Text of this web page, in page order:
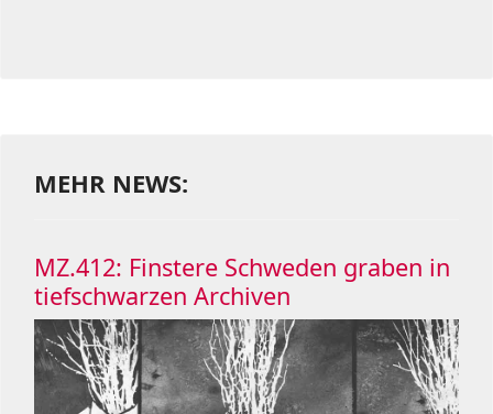
MEHR NEWS:
MZ.412: Finstere Schweden graben in
tiefschwarzen Archiven